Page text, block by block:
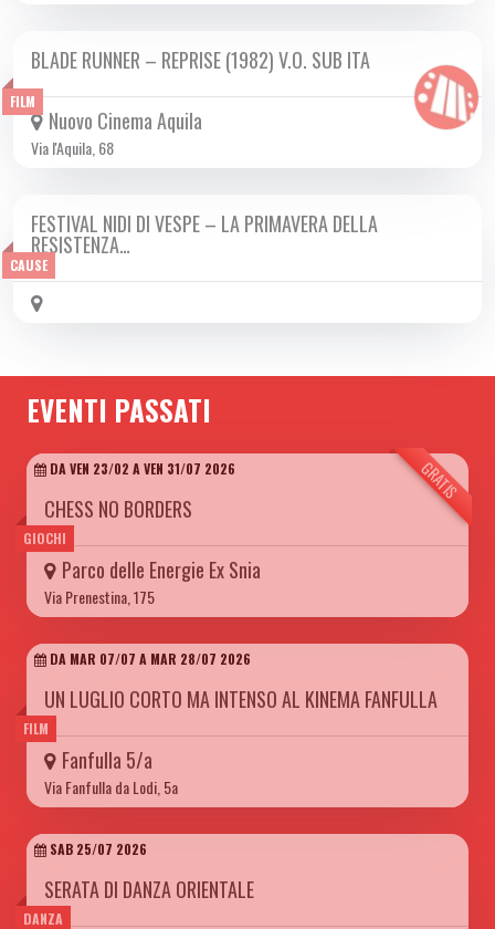
FILM
DA LUN 14/04 A MER 16/04 2025
BLADE RUNNER – REPRISE (1982) V.O. SUB ITA
Nuovo Cinema Aquila
Via l'Aquila, 68
CAUSE
DA GIO 03/04 A MER 16/04 2025
FESTIVAL NIDI DI VESPE – LA PRIMAVERA DELLA
RESISTENZA…
EVENTI PASSATI
GIOCHI
GRATIS
DA VEN 23/02 A VEN 31/07 2026
CHESS NO BORDERS
Parco delle Energie Ex Snia
Via Prenestina, 175
FILM
DA MAR 07/07 A MAR 28/07 2026
UN LUGLIO CORTO MA INTENSO AL KINEMA FANFULLA
Fanfulla 5/a
Via Fanfulla da Lodi, 5a
DANZA
SAB 25/07 2026
SERATA DI DANZA ORIENTALE